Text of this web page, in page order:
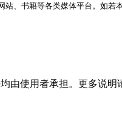
、书籍等各类媒体平台。如若
由使用者承担。更多说明